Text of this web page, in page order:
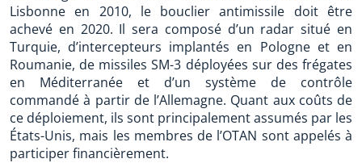
Lisbonne en 2010, le bouclier antimissile doit être
achevé en 2020. Il sera composé d’un radar situé en
Turquie, d’intercepteurs implantés en Pologne et en
Roumanie, de missiles SM-3 déployées sur des frégates
en Méditerranée et d’un système de contrôle
commandé à partir de l’Allemagne. Quant aux coûts de
ce déploiement, ils sont principalement assumés par les
États-Unis, mais les membres de l’OTAN sont appelés à
participer financièrement.